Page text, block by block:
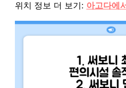
위치 정보 더 보기: 아고다에